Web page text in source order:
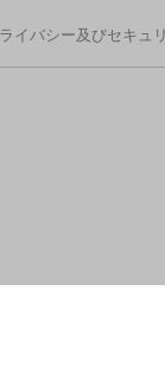
イバシー及びセキュ